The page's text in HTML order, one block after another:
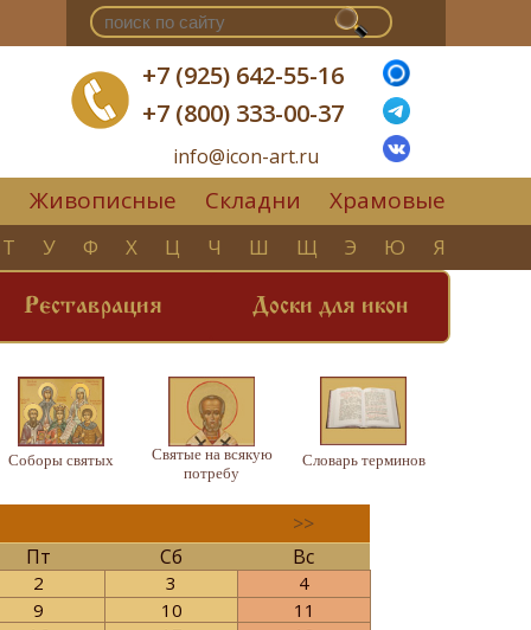
+7 (925) 642-55-16
+7 (800) 333-00-37
info@icon-art.ru
Живописные Складни Храмовые
Т У Ф Х Ц Ч Ш Щ Э Ю Я
Реставрация Доски для икон
Соборы святых
Святые на всякую
потребу
Словарь терминов
>>
Пт
Сб Вс
2 3
4
9
10
11